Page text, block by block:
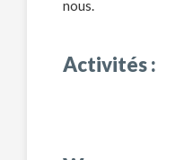
nous.
Activités :